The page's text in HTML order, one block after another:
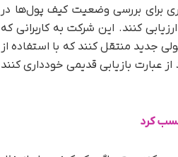
برای بررسی وضعیت کیف پول‌ها در
کنند. این شرکت به کاربرانی که
جدید منتقل کنند که با استفاده از
عبارت بازیابی قدیمی خودداری کنند